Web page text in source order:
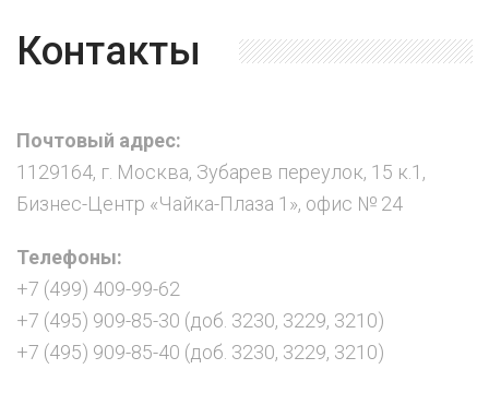
Контакты
Почтовый адрес:
1129164, г. Москва, Зубарев переулок, 15 к.1,
Бизнес-Центр «Чайка-Плаза 1», офис № 24
Телефоны:
+7 (499) 409-99-62
+7 (495) 909-85-30 (доб. 3230, 3229, 3210)
+7 (495) 909-85-40 (доб. 3230, 3229, 3210)